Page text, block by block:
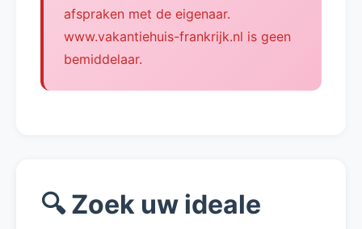
afspraken met de eigenaar.
www.vakantiehuis-frankrijk.nl is geen
bemiddelaar.
🔍 Zoek uw ideale